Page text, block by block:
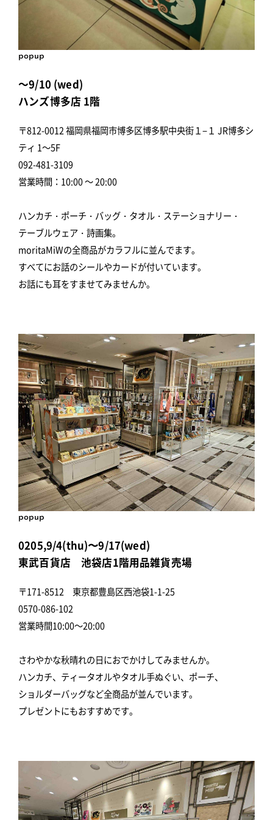
popup
～9/10 (wed)
ハンズ博多店 1階
〒812-0012 福岡県福岡市博多区博多駅中央街１−１ JR博多シ
ティ 1～5F
092-481-3109
営業時間：10:00 ～ 20:00
ハンカチ・ポーチ・バッグ・タオル・ステーショナリー・
テーブルウェア・詩画集。
moritaMiWの全商品がカラフルに並んでます。
すべてにお話のシールやカードが付いています。
お話にも耳をすませてみませんか。
popup
0205,9/4(thu)〜9/17(wed)
東武百貨店 池袋店1階用品雑貨売場
〒171-8512 東京都豊島区西池袋1-1-25
0570-086-102
営業時間10:00～20:00
さわやかな秋晴れの日におでかけしてみませんか。
ハンカチ、ティータオルやタオル手ぬぐい、ポーチ、
ショルダーバッグなど全商品が並んでいます。
プレゼントにもおすすめです。